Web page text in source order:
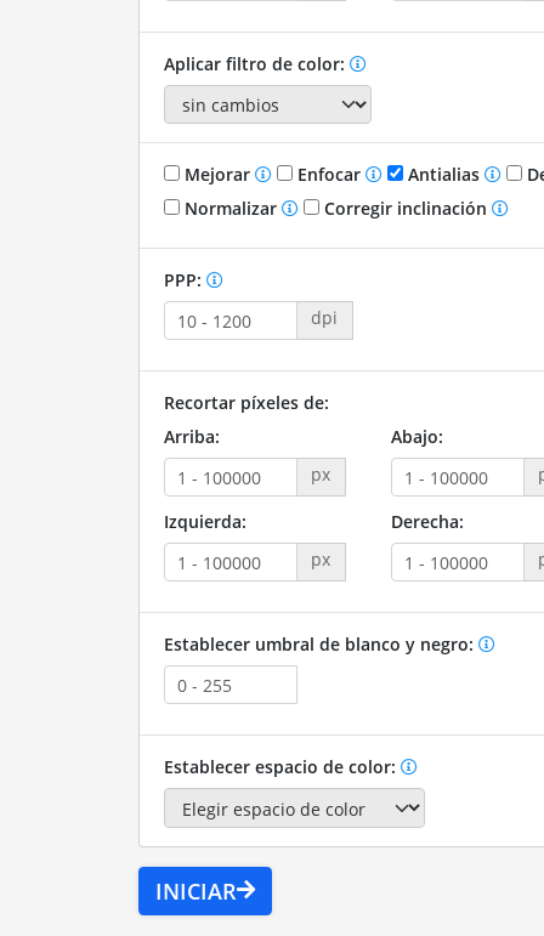
Aplicar filtro de color:
Mejorar Enfocar Antialias
Normalizar
Corregir inclinación
PPP:
dpi
Recortar píxeles de:
Arriba:
px
Abajo:
Izquierda:
px
Derecha:
Establecer umbral de blanco y negro:
Establecer espacio de color:
INICIAR